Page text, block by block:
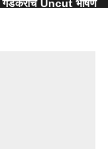
गडकरींचं Uncut भाषण